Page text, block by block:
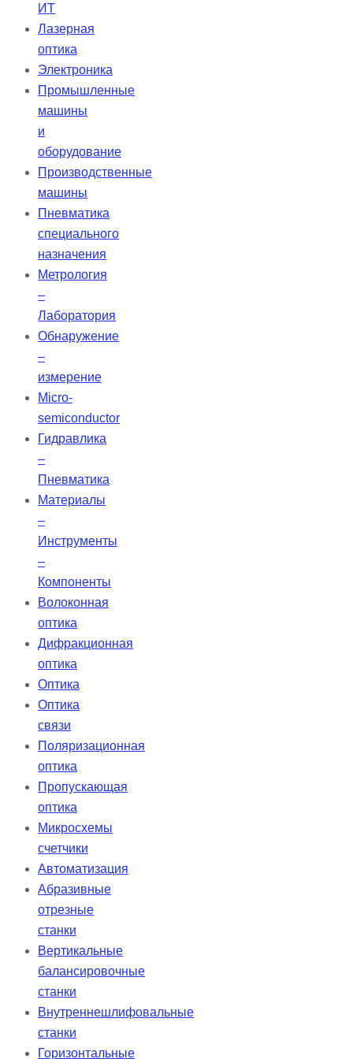
ИТ
Лазерная
оптика
Электроника
Промышленные
машины
и
оборудование
Производственные
машины
Пневматика
специального
назначения
Метрология
–
Лаборатория
Обнаружение
–
измерение
Micro-
semiconductor
Гидравлика
–
Пневматика
Материалы
–
Инструменты
–
Компоненты
Волоконная
оптика
Дифракционная
оптика
Оптика
Оптика
связи
Поляризационная
оптика
Пропускающая
оптика
Микросхемы
счетчики
Автоматизация
Абразивные
отрезные
станки
Вертикальные
балансировочные
станки
Внутреннешлифовальные
станки
Горизонтальные